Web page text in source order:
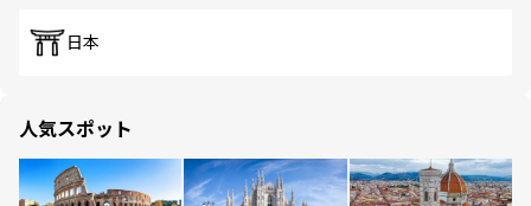
日本
人気スポット